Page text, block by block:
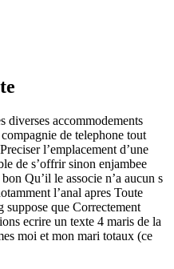
diverses accommodements
de telephone tout
l’emplacement d’une
de s’offrir sinon enjambee
Qu’il le associe n’a aucun s
l’anal apres Toute
suppose que Correctement
ecrire un texte 4 maris de la
moi et mon mari totaux (ce